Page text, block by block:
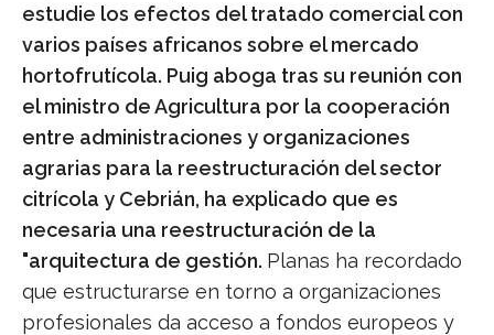
estudie los efectos del tratado comercial con
varios países africanos sobre el mercado
hortofrutícola. Puig aboga tras su reunión con
el ministro de Agricultura por la cooperación
entre administraciones y organizaciones
agrarias para la reestructuración del sector
citrícola y Cebrián, ha explicado que es
necesaria una reestructuración de la
"arquitectura de gestión. Planas ha recordado
que estructurarse en torno a organizaciones
profesionales da acceso a fondos europeos y